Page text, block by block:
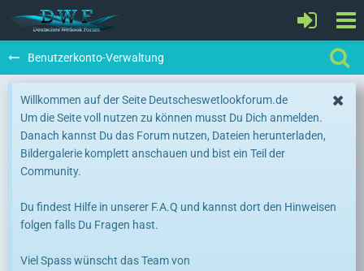
Benutzerkonto-Verwaltung
Willkommen auf der Seite Deutscheswetlookforum.de
Um die Seite voll nutzen zu können musst Du Dich anmelden.
Danach kannst Du das Forum nutzen, Dateien herunterladen,
Bildergalerie komplett anschauen und bist ein Teil der
Community.
Du findest Hilfe in unserer F.A.Q und kannst dort den Hinweisen
folgen falls Du Fragen hast.
Viel Spass wünscht das Team von